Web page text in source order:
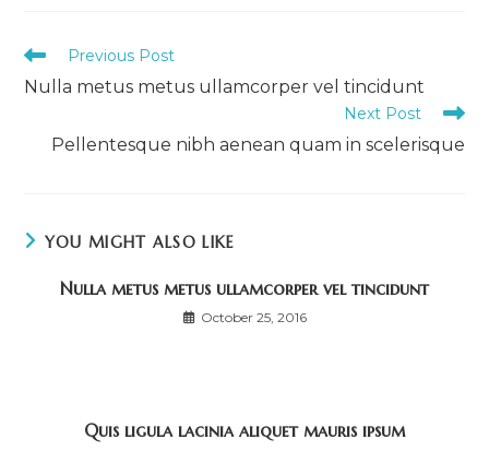
Read
more
articles
Previous Post
Nulla metus metus ullamcorper vel tincidunt
Next Post
Pellentesque nibh aenean quam in scelerisque
YOU MIGHT ALSO LIKE
Nulla metus metus ullamcorper vel tincidunt
October 25, 2016
Quis ligula lacinia aliquet mauris ipsum